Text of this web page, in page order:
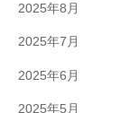
2025年8月
2025年7月
2025年6月
2025年5月